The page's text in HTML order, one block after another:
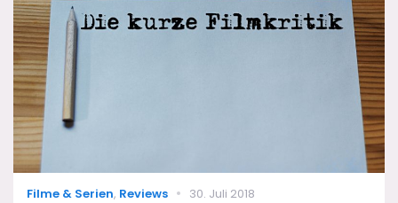
Categories
Filme & Serien, Reviews
Posted
30. Juli 2018